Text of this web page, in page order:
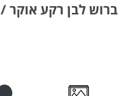
ברוש לבן רקע אוקר /